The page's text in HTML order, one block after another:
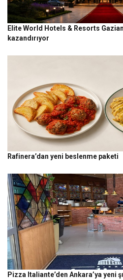
Elite World Hotels & Resorts
kazandırıyor
Rafinera’dan yeni beslenme paketi
Pizza Italiante’den Ankara’ya yeni